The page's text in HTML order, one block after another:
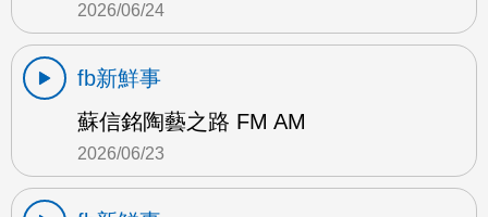
2026/06/24
fb新鮮事
蘇信銘陶藝之路 FM AM
2026/06/23